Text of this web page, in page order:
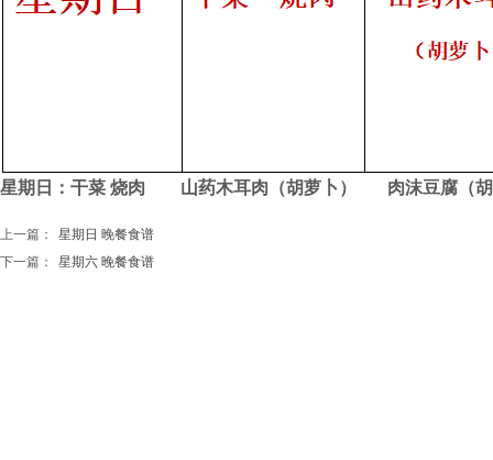
星期日：干菜 烧肉 山药木耳肉（胡萝卜） 肉沫豆腐（
上一篇：
星期日 晚餐食谱
下一篇：
星期六 晚餐食谱